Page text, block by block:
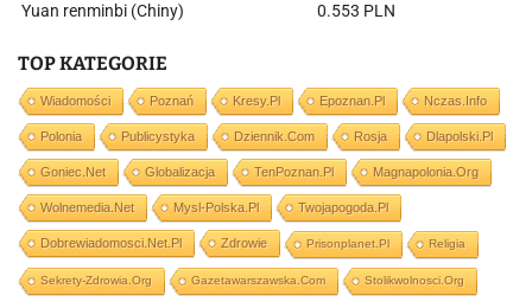
Yuan renminbi (Chiny)
0.553 PLN
TOP KATEGORIE
Wiadomości Poznań Kresy.pl Epoznan.pl Nczas.info
Polonia Publicystyka Dziennik.com Rosja Dlapolski.pl
Goniec.net Globalizacja TenPoznan.pl Magnapolonia.org
Wolnemedia.net Mysl-Polska.pl Twojapogoda.pl
Dobrewiadomosci.net.pl Zdrowie Prisonplanet.pl Religia
Sekrety-Zdrowia.org Gazetawarszawska.com Stolikwolnosci.org